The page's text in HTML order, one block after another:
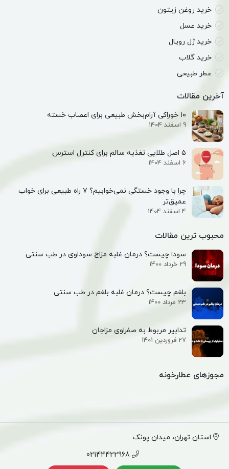
خرید روغن زیتون
خرید عسل
خرید ژل رویال
خرید گلاب
عطر طبیعی
آخرین مقالات
۱۰ خوراکی آرام‌بخش طبیعی برای اعصاب خسته
9 اسفند 1404
۵ اصل طلایی تغذیه سالم برای کنترل استرس
6 اسفند 1404
چرا با وجود خستگی نمی‌خوابیم؟ ۷ راه طبیعی برای خواب
عمیق‌تر
4 اسفند 1404
محبوب ترین مقالات
سودا چیست؟ درمان غلبه مزاج سوداوی در طب سنتی
29 خرداد 1400
بلغم چیست؟ درمان غلبه بلغم در طب سنتی
23 مرداد 1400
تدابیر مربوط به صفراوی مزاجان
27 فروردین 1401
مجوزهای عطارخونه
استان تهران، میدان پونک
02144422968